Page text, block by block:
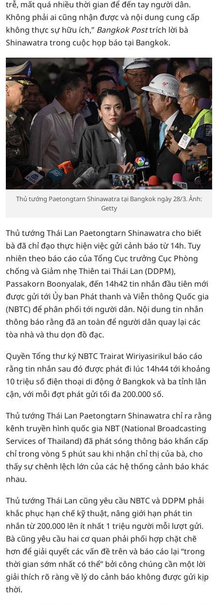
trễ, mất quá nhiều thời gian để đến tay người dân.
Không phải ai cũng nhận được và nội dung cung cấp
không thực sự hữu ích,” Bangkok Posttrích lời bà
Shinawatra trong cuộc họp báo tại Bangkok.
Thủ tướng Paetongtarn Shinawatra tại Bangkok ngày 28/3. Ảnh:
Getty
Thủ tướng Thái Lan Paetongtarn Shinawatra cho biết
bà đã chỉ đạo thực hiện việc gửi cảnh báo từ 14h. Tuy
nhiên theo báo cáo của Tổng Cục trưởng Cục Phòng
chống và Giảm nhẹ Thiên tai Thái Lan (DDPM),
Passakorn Boonyalak, đến 14h42 tin nhắn đầu tiên mới
được gửi tới Ủy ban Phát thanh và Viễn thông Quốc gia
(NBTC) để phân phối tới người dân. Nội dung tin nhắn
thông báo rằng đã an toàn để người dân quay lại các
tòa nhà và thu dọn đồ đạc.
Quyền Tổng thư ký NBTC Trairat Wiriyasirikul báo cáo
rằng tin nhắn sau đó được phát đi lúc 14h44 tới khoảng
10 triệu số điện thoại di động ở Bangkok và ba tỉnh lân
cận, với mỗi đợt phát gửi tối đa 200.000 số.
Thủ tướng Thái Lan Paetongtarn Shinawatra chỉ ra rằng
kênh truyền hình quốc gia NBT (National Broadcasting
Services of Thailand) đã phát sóng thông báo khẩn cấp
chỉ trong vòng 5 phút sau khi nhận chỉ thị của bà, cho
thấy sự chênh lệch lớn của các hệ thống cảnh báo khác
nhau.
Thủ tướng Thái Lan cũng yêu cầu NBTC và DDPM phải
khắc phục hạn chế kỹ thuật, nâng giới hạn phát tin
nhắn từ 200.000 lên ít nhất 1 triệu người mỗi lượt gửi.
Bà cũng yêu cầu hai cơ quan phải phối hợp chặt chẽ
hơn để giải quyết các vấn đề trên và báo cáo lại “trong
thời gian sớm nhất có thể” bởi công chúng cần một lời
giải thích rõ ràng về lý do cảnh báo không được gửi kịp
thời.